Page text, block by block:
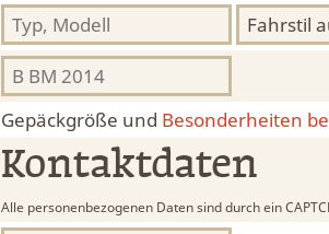
Gepäckgröße und Besonderheiten
Kontaktdaten
Alle personenbezogenen Daten sind durch ein